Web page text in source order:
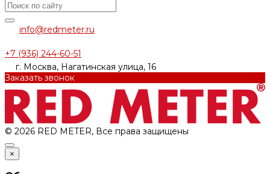
info@redmeter.ru
+7 (936) 244-60-51
г. Москва, Нагатинская улица, 16
Заказать звонок
© 2026 RED METER, Все права защищены
×